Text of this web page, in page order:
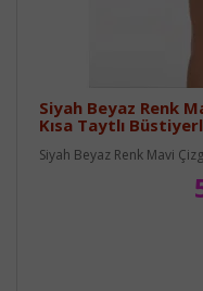
Siyah Beyaz Renk
Kısa Taytlı
Siyah Beyaz Renk Mavi